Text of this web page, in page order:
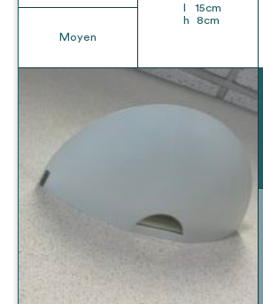
Moyen
15cm
h
8cm